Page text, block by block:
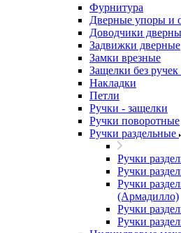
Фурнитура
Дверные упоры и
Доводчики
Задвижки дверные
Замки врезные
Защелки без
Накладки
Петли
Ручки - защелки
Ручки поворотные
Ручки раздельные
Ручки
Ручки
Ручки
(Армадилло)
Ручки
Ручки